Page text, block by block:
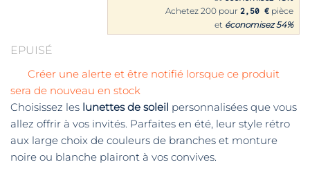
Achetez 200 pour 2,50 € pièce
et économisez54%
EPUISÉ
Créer une alerte et être notifié lorsque ce produit
sera de nouveau en stock
Choisissez les lunettes de soleil personnalisées que vous
allez offrir à vos invités. Parfaites en été, leur style rétro
aux large choix de couleurs de branches et monture
noire ou blanche plairont à vos convives.